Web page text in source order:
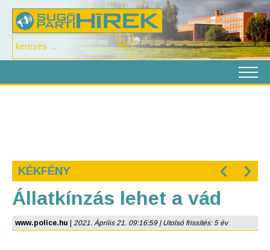
KÉKFÉNY ‹ ›
Állatkínzás lehet a vád
www.police.hu 2021. Április 21. 09:16:59 | Utolsó frissítés: 5 év